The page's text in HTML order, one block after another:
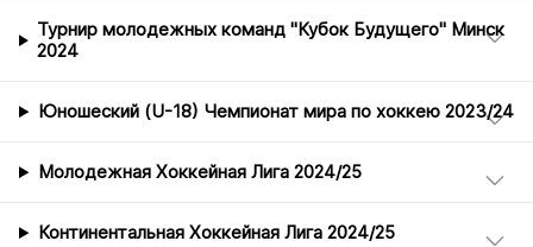
Турнир молодежных команд "Кубок Будущего" Минск
2024
Юношеский (U-18) Чемпионат мира по хоккею 2023/24
Молодежная Хоккейная Лига 2024/25
Континентальная Хоккейная Лига 2024/25